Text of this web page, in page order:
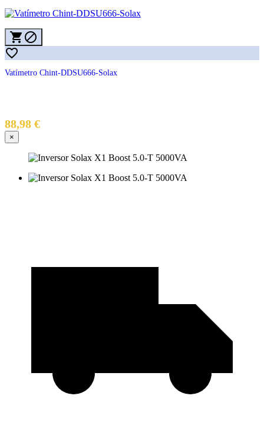
 

Vatímetro Chint-DDSU666-Solax
88,98 €
×